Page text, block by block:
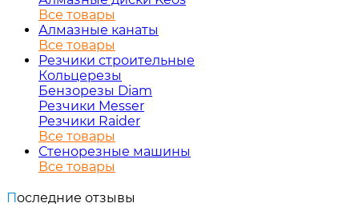
Все товары
Алмазные канаты
Все товары
Резчики строительные
Кольцерезы
Бензорезы Diam
Резчики Messer
Резчики Raider
Все товары
Стенорезные машины
Все товары
Последние отзывы